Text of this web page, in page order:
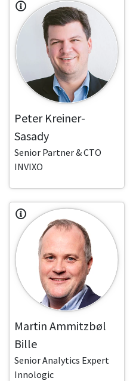
Peter Kreiner-
Sasady
Senior Partner & CTO
INVIXO
Martin Ammitzbøl
Bille
Senior Analytics Expert
Innologic